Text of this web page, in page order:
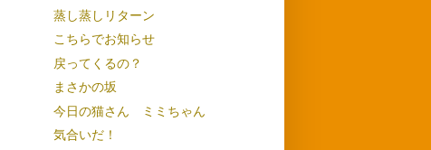
蒸し蒸しリターン
こちらでお知らせ
戻ってくるの？
まさかの坂
今日の猫さん ミミちゃん
気合いだ！